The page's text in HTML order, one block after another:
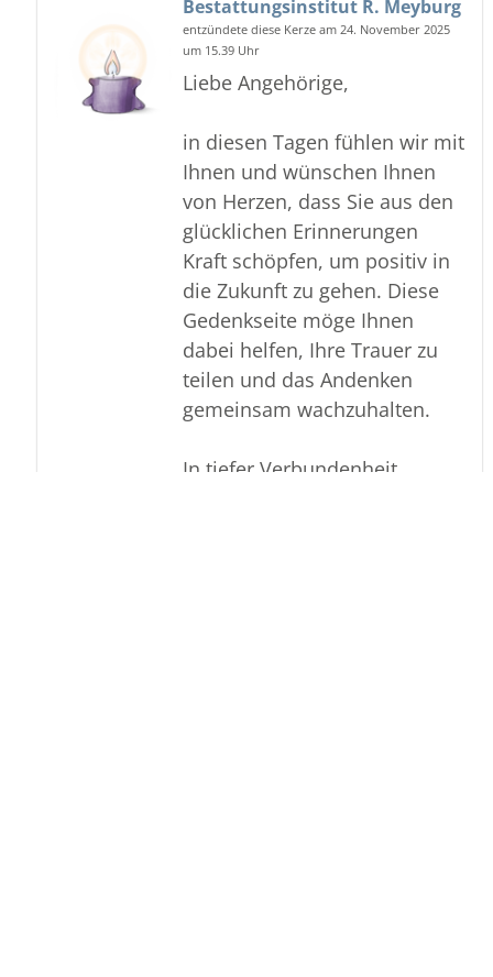
Bestattungsinstitut R. Meyburg
entzündete diese Kerze am 24. November 2025
um 15.39 Uhr
Liebe Angehörige,
in diesen Tagen fühlen wir mit
Ihnen und wünschen Ihnen
von Herzen, dass Sie aus den
glücklichen Erinnerungen
Kraft schöpfen, um positiv in
die Zukunft zu gehen. Diese
Gedenkseite möge Ihnen
dabei helfen, Ihre Trauer zu
teilen und das Andenken
gemeinsam wachzuhalten.
In tiefer Verbundenheit